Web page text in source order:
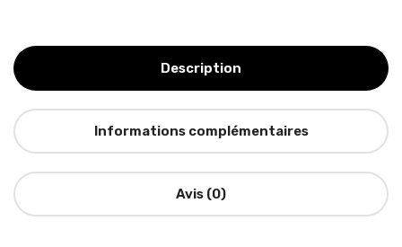
Description
Informations complémentaires
Avis (0)